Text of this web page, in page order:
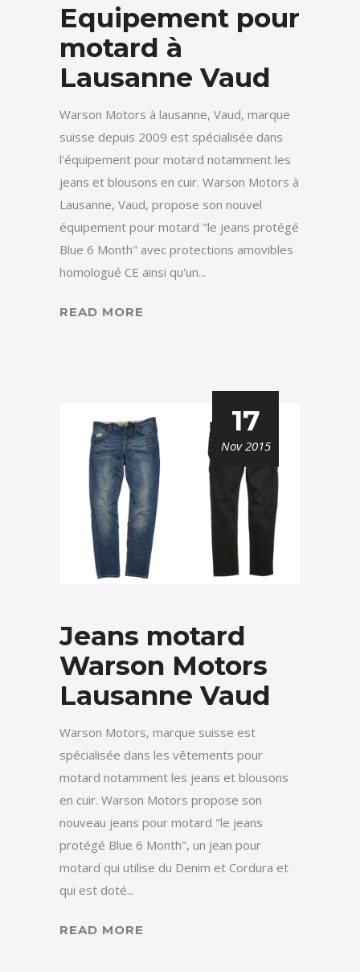
Equipement pour
motard à
Lausanne Vaud
Warson Motors à lausanne, Vaud, marque
suisse depuis 2009 est spécialisée dans
l'équipement pour motard notamment les
jeans et blousons en cuir. Warson Motors à
Lausanne, Vaud, propose son nouvel
équipement pour motard "le jeans protégé
Blue 6 Month" avec protections amovibles
homologué CE ainsi qu'un...
READ MORE
17
Nov 2015
Jeans motard
Warson Motors
Lausanne Vaud
Warson Motors, marque suisse est
spécialisée dans les vêtements pour
motard notamment les jeans et blousons
en cuir. Warson Motors propose son
nouveau jeans pour motard "le jeans
protégé Blue 6 Month", un jean pour
motard qui utilise du Denim et Cordura et
qui est doté...
READ MORE